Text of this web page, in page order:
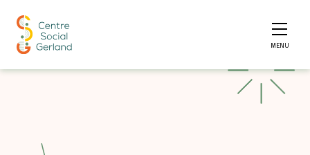
Aller au contenu
MENU